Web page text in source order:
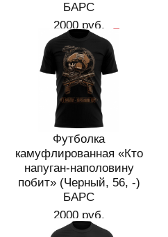
БАРС
2000 руб.
Футболка
камуфлированная «Кто
напуган-наполовину
побит» (Черный, 56, -)
БАРС
2000 руб.